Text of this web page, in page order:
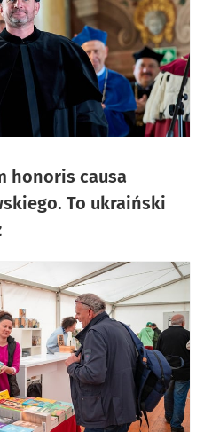
honoris causa
To ukraiński